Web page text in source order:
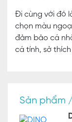
Đi cùng với đó
chọn màu
đảm bảo cá
cá tính, sở
Sản phẩm